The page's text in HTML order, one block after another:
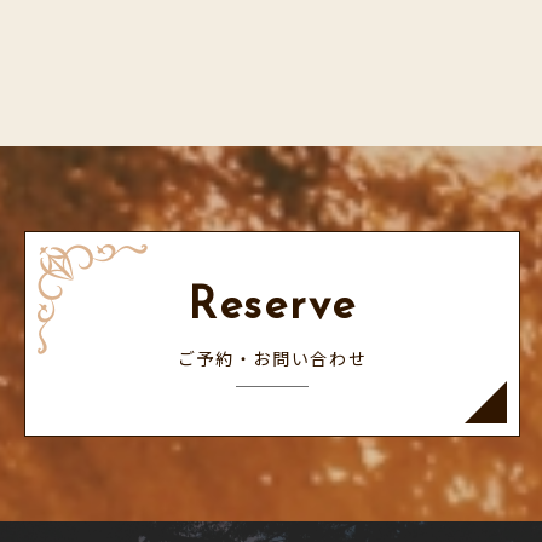
Reserve
ご予約・お問い合わせ